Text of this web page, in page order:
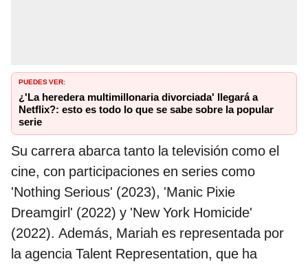
PUEDES VER:
¿'La heredera multimillonaria divorciada' llegará a
Netflix?: esto es todo lo que se sabe sobre la popular
serie
Su carrera abarca tanto la televisión como el
cine, con participaciones en series como
'Nothing Serious' (2023), 'Manic Pixie
Dreamgirl' (2022) y 'New York Homicide'
(2022). Además, Mariah es representada por
la agencia Talent Representation, que ha